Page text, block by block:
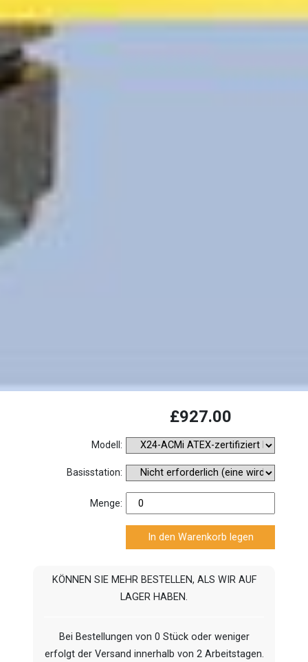
£927.00
Modell:
Basisstation:
Menge:
KÖNNEN SIE MEHR BESTELLEN, ALS WIR AUF
LAGER HABEN.
Bei Bestellungen von 0 Stück oder weniger
erfolgt der Versand innerhalb von 2 Arbeitstagen.